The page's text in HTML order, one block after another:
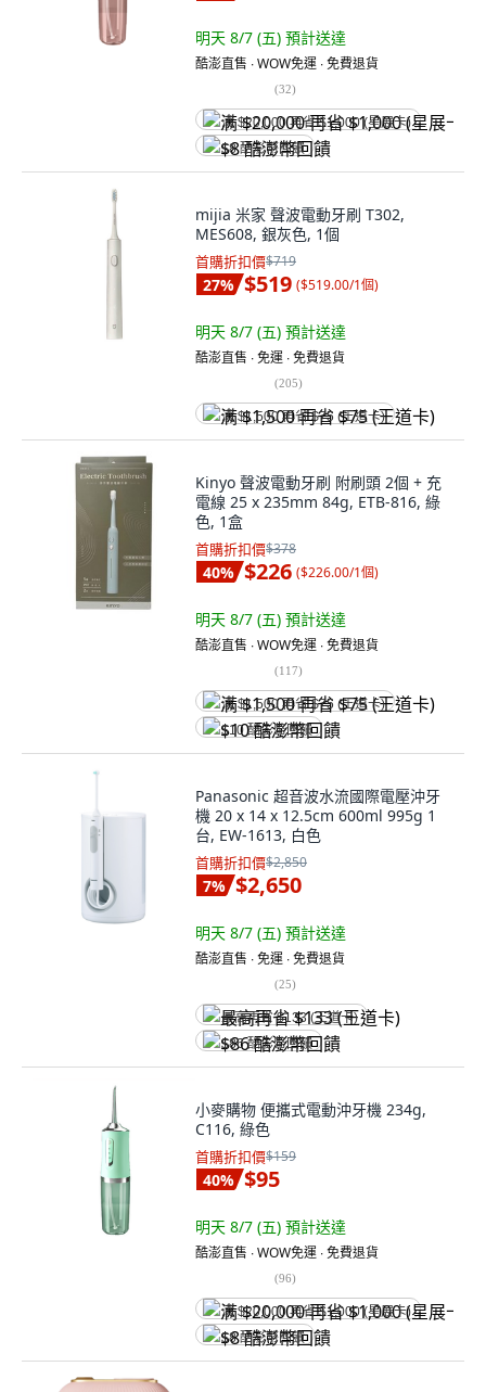
明天 8/7 (五) 預計送達
酷澎直售 ∙ WOW免運 ∙ 免費退貨
(32)
满 $20,000 再省 $1,000 (星展卡)
$8 酷澎幣回饋
mijia 米家 聲波電動牙刷 T302,
MES608, 銀灰色, 1個
首購折扣價$719
27% $519 ($519.00/1個)
明天 8/7 (五) 預計送達
酷澎直售 ∙ 免運 ∙ 免費退貨
(205)
满 $1,500 再省 $75 (王道卡)
Kinyo 聲波電動牙刷 附刷頭 2個 + 充
電線 25 x 235mm 84g, ETB-816, 綠
色, 1盒
首購折扣價$378
40% $226 ($226.00/1個)
明天 8/7 (五) 預計送達
酷澎直售 ∙ WOW免運 ∙ 免費退貨
(117)
满 $1,500 再省 $75 (王道卡)
$10 酷澎幣回饋
Panasonic 超音波水流國際電壓沖牙
機 20 x 14 x 12.5cm 600ml 995g 1
台, EW-1613, 白色
首購折扣價$2,850
7% $2,650
明天 8/7 (五) 預計送達
酷澎直售 ∙ 免運 ∙ 免費退貨
(25)
最高再省 $133 (王道卡)
$86 酷澎幣回饋
小麥購物 便攜式電動沖牙機 234g,
C116, 綠色
首購折扣價$159
40% $95
明天 8/7 (五) 預計送達
酷澎直售 ∙ WOW免運 ∙ 免費退貨
(96)
满 $20,000 再省 $1,000 (星展卡)
$8 酷澎幣回饋